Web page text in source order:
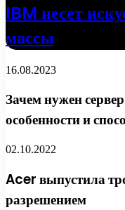
IBM несет
массы
16.08.2023
Зачем нужен
особенности и
02.10.2022
Acer выпустила
разрешением